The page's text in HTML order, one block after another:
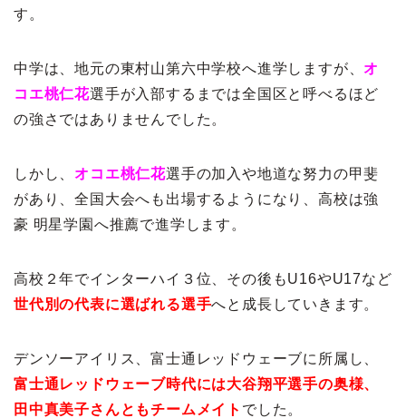
す。
中学は、地元の東村山第六中学校へ進学しますが、 オ
コエ桃仁花選手が入部するまでは全国区と呼べるほど
の強さではありませんでした。
しかし、 オコエ桃仁花選手の加入や地道な努力の甲斐
があり、全国大会へも出場するようになり、高校は強
豪 明星学園へ推薦で進学します。
高校２年でインターハイ３位、その後もU16やU17など
世代別の代表に選ばれる選手へと成長していきます。
デンソーアイリス、富士通レッドウェーブに所属し、
富士通レッドウェーブ時代には大谷翔平選手の奥様、
田中真美子さんともチームメイト でした。